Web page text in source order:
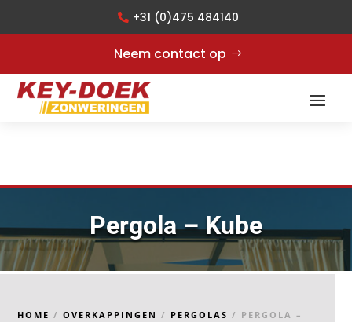
+31 (0)475 484140
Neem contact op
Pergola – Kube
HOME /OVERKAPPINGEN / PERGOLAS / PERGOLA –